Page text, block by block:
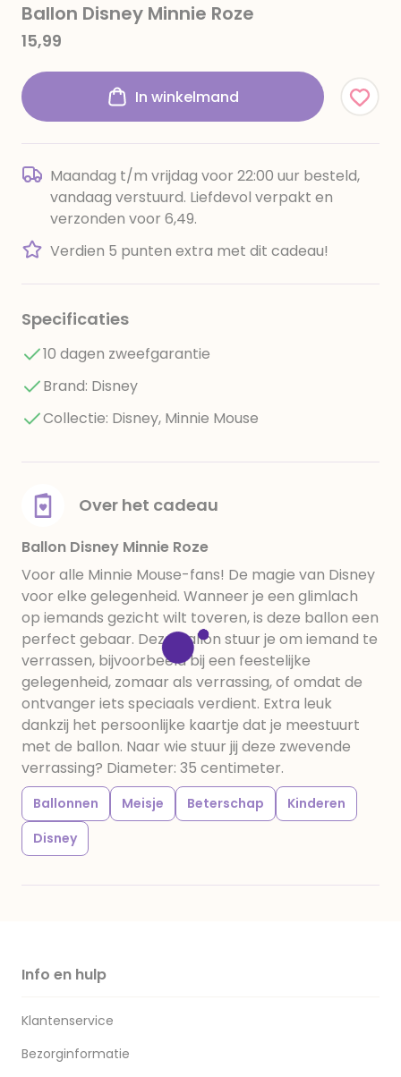
Ballon Disney Minnie Roze
15,99
In winkelmand
Maandag t/m vrijdag voor 22:00 uur besteld,
vandaag verstuurd. Liefdevol verpakt en
verzonden voor 6,49.
Verdien 5 punten extra met dit cadeau!
Specificaties
10 dagen zweefgarantie
Brand: Disney
Collectie: Disney, Minnie Mouse
Over het cadeau
Ballon Disney Minnie Roze
Voor alle Minnie Mouse-fans! De magie van Disney
voor elke gelegenheid. Wanneer je een glimlach
op iemands gezicht wilt toveren, is deze ballon een
perfect gebaar. Deze ballon stuur je om iemand te
verrassen, bijvoorbeeld bij een feestelijke
gelegenheid, zomaar als verrassing, of omdat de
ontvanger iets speciaals verdient. Extra leuk
dankzij het persoonlijke kaartje dat je meestuurt
met de ballon. Naar wie stuur jij deze zwevende
verrassing? Diameter: 35 centimeter.
Ballonnen Meisje Beterschap
Kinderen
Disney
Info en hulp
Klantenservice
Bezorginformatie